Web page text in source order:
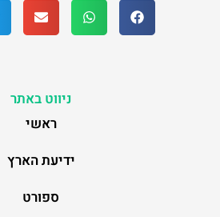
ניווט באתר
ראשי
ידיעת הארץ
ספורט